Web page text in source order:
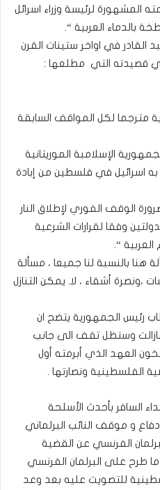
المشهورة لرئيسة وزراء اسرائل
بالدماء العربية “.
القادر في اواخر ستينات القرن
قصيدته التي مطلعها :
مترجما لكل المواقف السابقة
الإسلامبة الموريتانية
به اسرائيل في فلسطين من إبادة
الوقف الفوري لإطلاق النار
وفقا لقرارات الشرعية
العربية “.
هنا بالنسبة لنا جميعا ، مسألة
أشقاء ، لا. يمكن التنازل
رئيس الجمهورية يتضح ان
وستظل تقف الى جانب
العهد الذي أبرمته أول
الفلسطينية ونصارتها .
السافر بأحدث الأسلحة
و موقف النائب البرلماني
الفرنسي عن القضية
طرح على البرلمان الفرنسي
للتصويت عليه بعد وعد